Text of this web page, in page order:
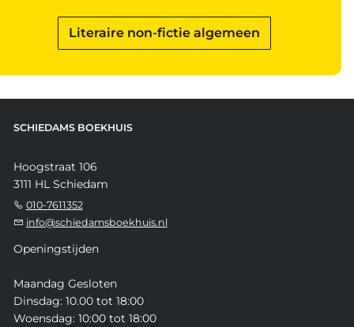
Literaire non-fictie algemeen
SCHIEDAMS BOEKHUIS
Hoogstraat 106
3111 HL Schiedam
010-7611352
info@schiedamsboekhuis.nl
Openingstijden
Maandag Gesloten
Dinsdag: 10.00 tot 18:00
Woensdag: 10:00 tot 18:00